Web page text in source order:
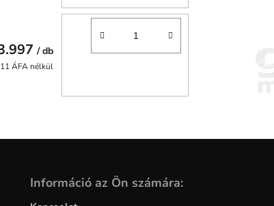
/ db
ÁFA nélkül
Információ az Ön számára: